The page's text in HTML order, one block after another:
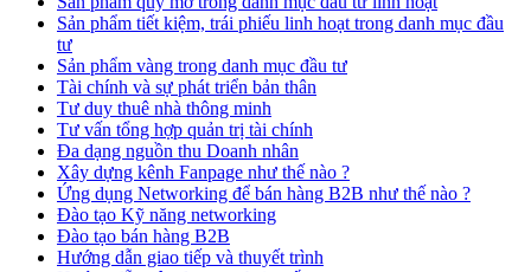
Sản phẩm tiết kiệm, trái phiếu linh hoạt trong danh mục đầu
tư
Sản phẩm vàng trong danh mục đầu tư
Tài chính và sự phát triển bản thân
Tư duy thuê nhà thông minh
Tư vấn tổng hợp quản trị tài chính
Đa dạng nguồn thu Doanh nhân
Xây dựng kênh Fanpage như thế nào ?
Ứng dụng Networking để bán hàng B2B như thế nào ?
Đào tạo Kỹ năng networking
Đào tạo bán hàng B2B
Hướng dẫn giao tiếp và thuyết trình